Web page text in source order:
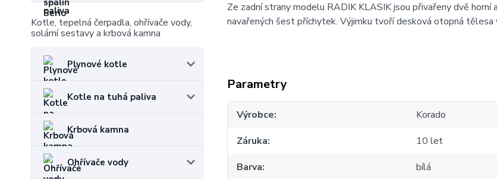
Kotle, tepelná čerpadla, ohřívače vody,
solární sestavy a krbová kamna
Plynové kotle
Kotle na tuhá paliva
Krbová kamna
Ohřívače vody
Ze zadní strany modelu RADIK KLASIK jsou přivařeny dvě
navařených šest příchytek. Výjimku tvoří desková otopná
Parametry
Výrobce
Korado
Záruka
10 let
Barva
bílá